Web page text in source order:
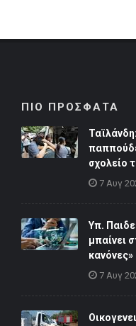
ΠΙΟ ΠΡΟΣΦΑΤΑ
σχολείο
7 Αυγ
Υπ.
μπαίνει
κανόνες»
7 Αυγ